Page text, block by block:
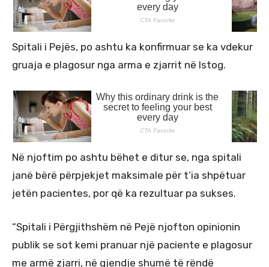
Spitali i Pejës, po ashtu ka konfirmuar se ka vdekur
gruaja e plagosur nga arma e zjarrit në Istog.
Në njoftim po ashtu bëhet e ditur se, nga spitali
janë bërë përpjekjet maksimale për t’ia shpëtuar
jetën pacientes, por që ka rezultuar pa sukses.
“Spitali i Përgjithshëm në Pejë njofton opinionin
publik se sot kemi pranuar një paciente e plagosur
me armë zjarri, në gjendje shumë të rëndë